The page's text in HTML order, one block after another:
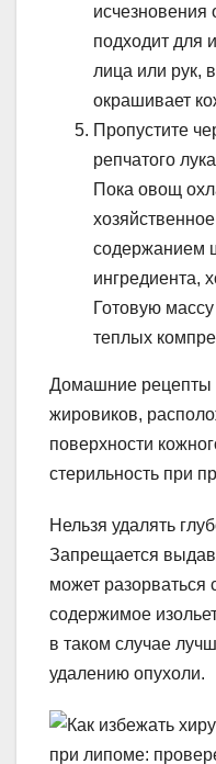
исчезновения
подходит для
лица или рук,
окрашивает
Пропустите
репчатого
Пока овощ
содержанием
ингредиента,
Готовую
теплых
Домашние рецепты
жировиков,
поверхности
стерильность при
Нельзя удалять
Запрещается
может
содержимое
в таком случае
удалению опухоли.